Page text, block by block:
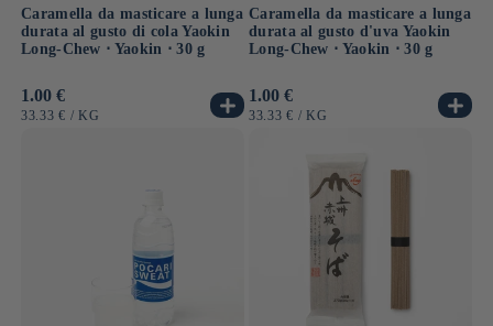
Caramella da masticare a lunga
durata al gusto di cola Yaokin
Long-Chew ⋅ Yaokin ⋅ 30 g
Prezzo
di
1.00 €
PREZZO
33.33 € / PER
KG
Caramella da masticare a lunga
durata al gusto d'uva Yaokin
Long-Chew ⋅ Yaokin ⋅ 30 g
Prezzo
di
1.00 €
PREZZO
33.33 € / PER
KG